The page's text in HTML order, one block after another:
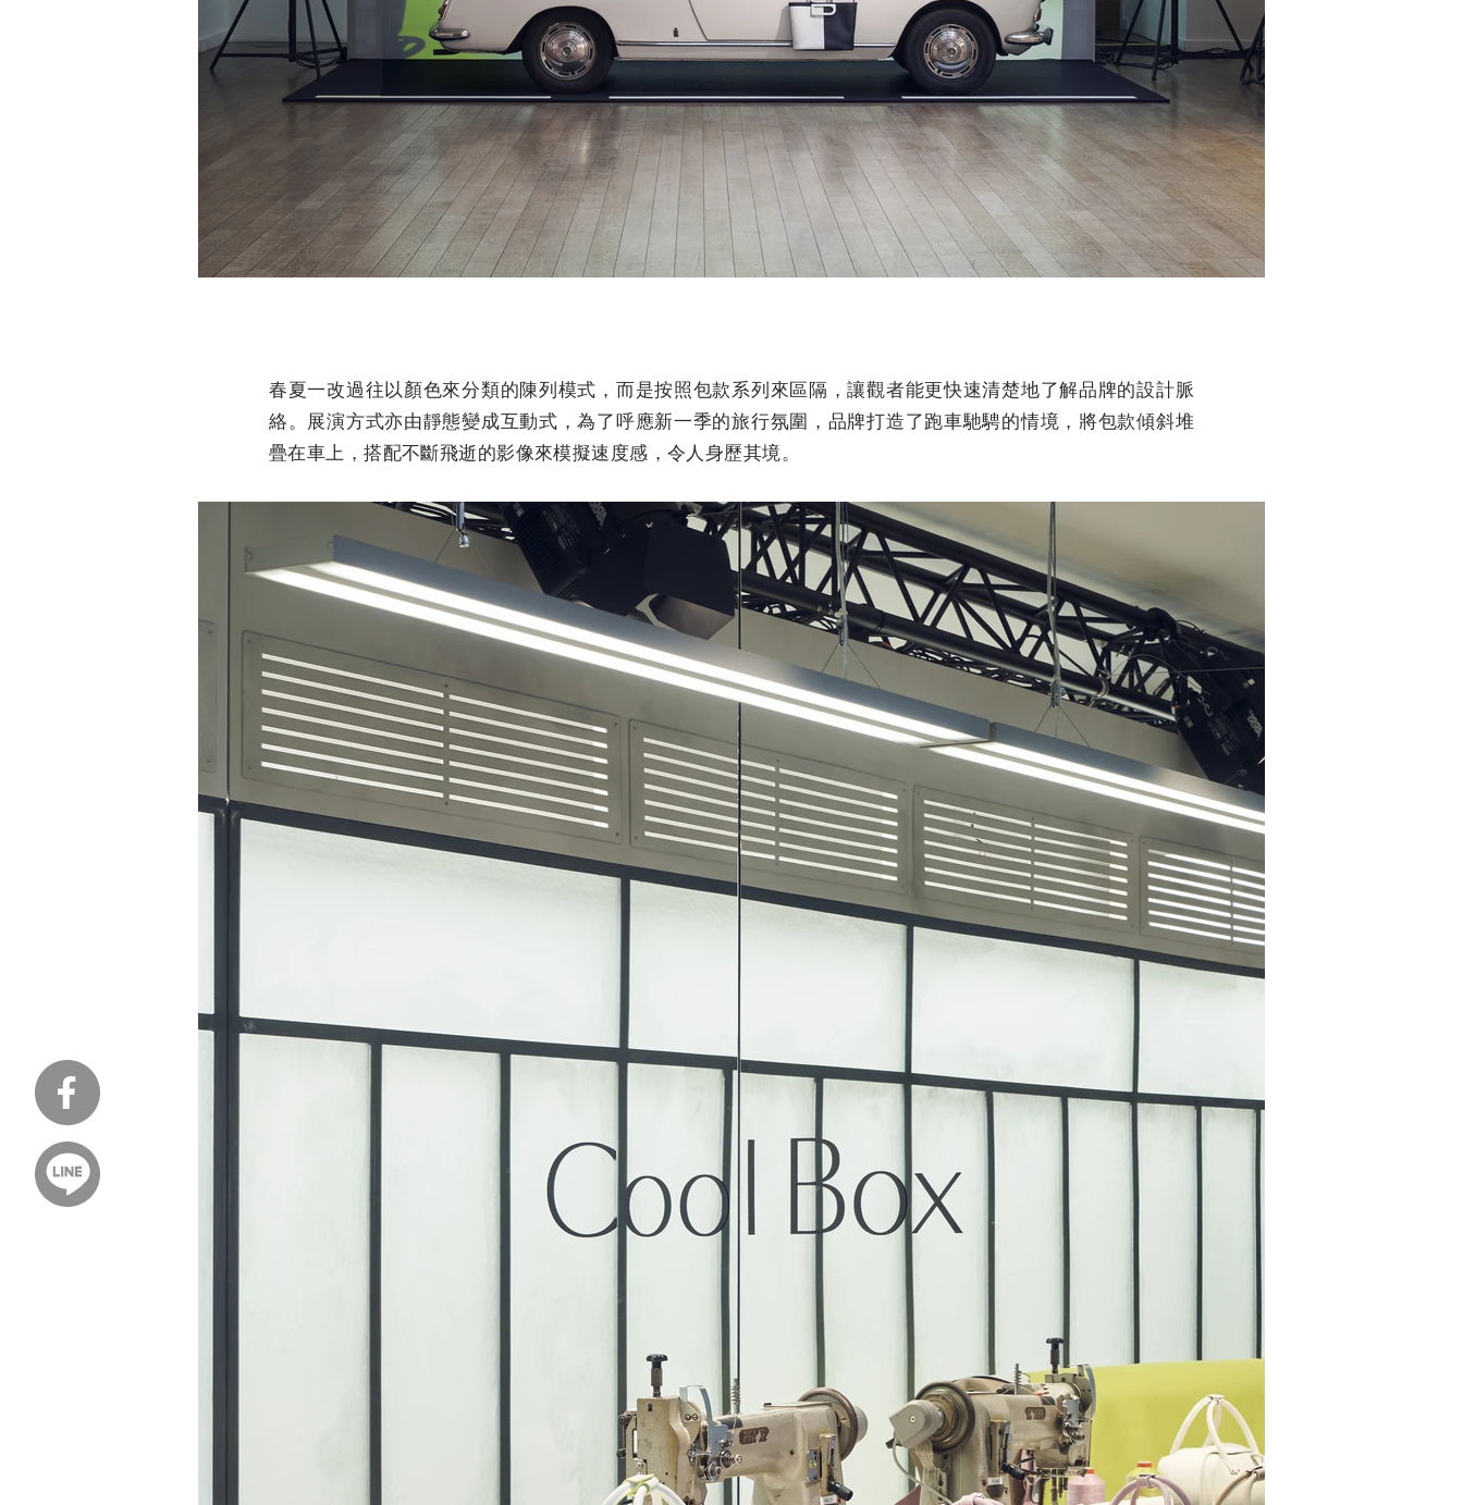
春夏一改過往以顏色來分類的陳列模式，而是按照包款系列來區隔，讓觀者能更快速清楚地了解品牌的設計脈
絡。展演方式亦由靜態變成互動式，為了呼應新一季的旅行氛圍，品牌打造了跑車馳騁的情境，將包款傾斜堆
疊在車上，搭配不斷飛逝的影像來模擬速度感，令人身歷其境。